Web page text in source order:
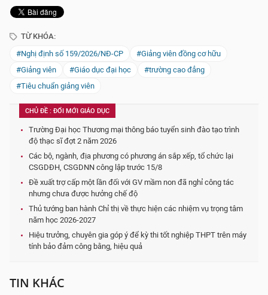
TỪ KHÓA:
#Nghị định số 159/2026/NĐ-CP
#Giảng viên đồng cơ hữu
#Giảng viên
#Giáo dục đại học
#trường cao đẳng
#Tiêu chuẩn giảng viên
CHỦ ĐỀ : ĐỔI MỚI GIÁO DỤC
Trường Đại học Thương mại thông báo tuyển sinh đào tạo trình
độ thạc sĩ đợt 2 năm 2026
Các bộ, ngành, địa phương có phương án sắp xếp, tổ chức lại
CSGDĐH, CSGDNN công lập trước 15/8
Đề xuất trợ cấp một lần đối với GV mầm non đã nghỉ công tác
nhưng chưa được hưởng chế độ
Thủ tướng ban hành Chỉ thị về thực hiện các nhiệm vụ trọng tâm
năm học 2026-2027
Hiệu trưởng, chuyên gia góp ý để kỳ thi tốt nghiệp THPT trên máy
tính bảo đảm công bằng, hiệu quả
TIN KHÁC